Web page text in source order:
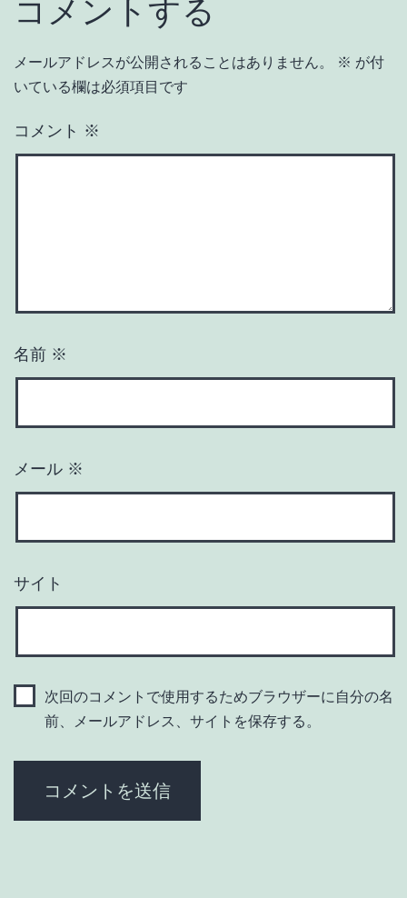
コメントする
メールアドレスが公開されることはありません。 ※ が付
いている欄は必須項目です
コメント ※
名前 ※
メール ※
サイト
次回のコメントで使用するためブラウザーに自分の名
前、メールアドレス、サイトを保存する。